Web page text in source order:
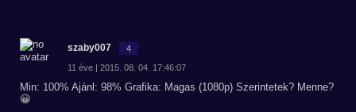
szaby007 4
11 éve | 2015. 08. 04. 17:46:07
Min: 100% Ajánl: 98% Grafika: Magas (1080p) Szerintetek? Menne?
😀